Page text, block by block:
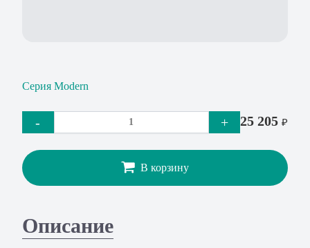
Серия Modern
- + 25 205 ₽
В корзину
Описание